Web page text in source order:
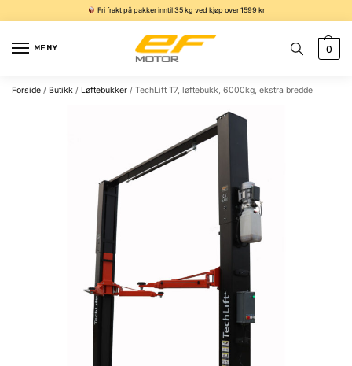
Fri frakt på pakker inntil 35 kg ved kjøp over 1599 kr
MENY 0
Forside / Butikk / Løftebukker / TechLift T7, løftebukk, 6000kg, ekstra bredde